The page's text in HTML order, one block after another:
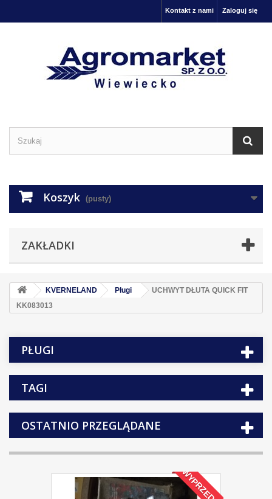
Zaloguj się
Kontakt z nami
Koszyk (pusty)
ZAKŁADKI
KVERNELAND Pługi
UCHWYT DŁUTA QUICK FIT
KK083013
PŁUGI
TAGI
OSTATNIO PRZEGLĄDANE